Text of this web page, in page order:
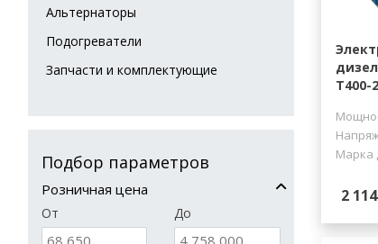
Альтернаторы
Подогреватели
Запчасти и комплектующие
Подбор параметров
Розничная цена
От До
Т400-
Марка
2